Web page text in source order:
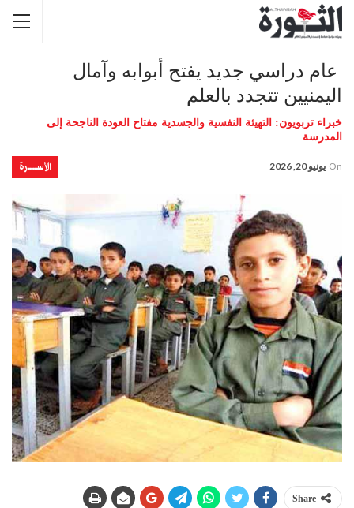
عام دراسي جديد يفتح أبوابه وآمال
اليمنيين تتجدد بالعلم
خبراء تربويون: التهيئة النفسية والجسدية مفتاح العودة الناجحة إلى
المدرسة
الأســــــرة On يونيو 20, 2026
Share